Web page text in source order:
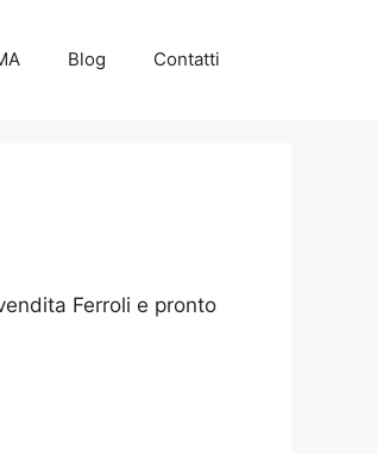
Blog Contatti
Ferroli e pronto